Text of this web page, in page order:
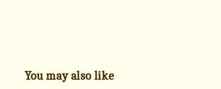
You may also like